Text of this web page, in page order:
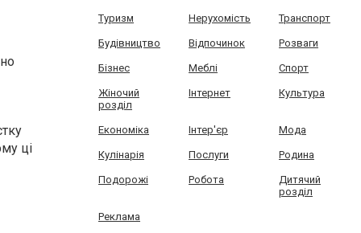
ці
Туризм Нерухомість Транспорт
Будівництво Відпочинок Розваги
Бізнес Меблі Спорт
Жіночий
розділ
Інтернет Культура
Економіка Інтер'єр Мода
Кулінарія Послуги Родина
Подорожі Робота
Дитячий
розділ
Реклама